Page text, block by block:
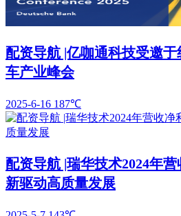
配资导航 |亿咖通科技受邀
车产业峰会
2025-6-16 187℃
配资导航 |瑞华技术2024年
新驱动高质量发展